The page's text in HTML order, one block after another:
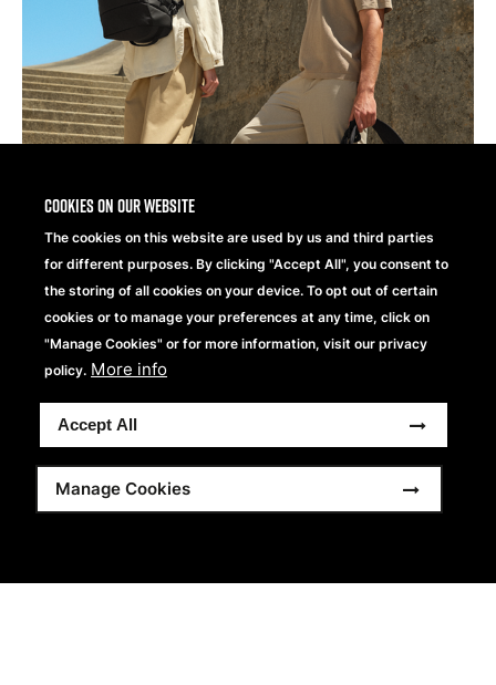
Cookies on our website
The cookies on this website are used by us and third parties
for different purposes. By clicking "Accept All", you consent to
the storing of all cookies on your device. To opt out of certain
cookies or to manage your preferences at any time, click on
"Manage Cookies" or for more information, visit our privacy
policy. More info
Accept All
Manage Cookies